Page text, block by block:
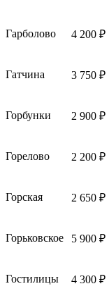
Гарболово 4 200 ₽
Гатчина 3 750 ₽
Горбунки 2 900 ₽
Горелово 2 200 ₽
Горская 2 650 ₽
Горьковское 5 900 ₽
Гостилицы 4 300 ₽